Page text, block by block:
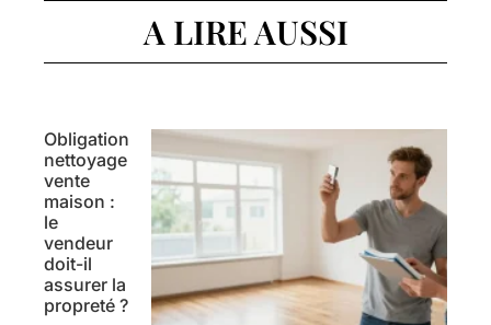
A LIRE AUSSI
Obligation
nettoyage
vente
maison :
le
vendeur
doit-il
assurer la
propreté ?